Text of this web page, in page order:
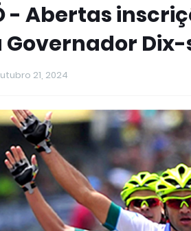
- Abertas
Dix-
21, 2024